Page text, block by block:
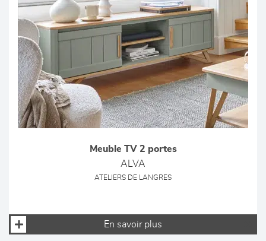
Meuble TV 2 portes
ALVA
ATELIERS DE LANGRES
En savoir plus